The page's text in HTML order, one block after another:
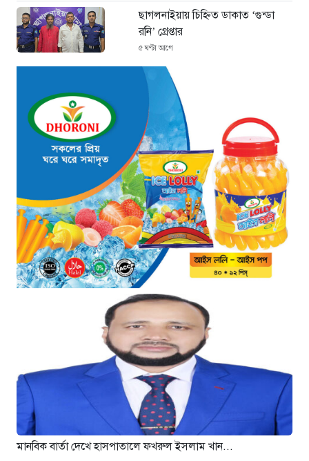
ছাগলনাইয়ায় চিহ্নিত ডাকাত ‘গুন্ডা
রনি’ গ্রেপ্তার
৫ ঘণ্টা আগে
দৈনিক ৫শ টাকা মজুরীর দাবীতে
বড়লেখায় চা শ্রমিকদের গণবিক্ষোভ
৫ ঘণ্টা আগে
গ্রিসের উপকূলে ১৬৮ অভিবাসী উদ্ধার:
ভেতরে ৭২ বাংলাদেশি
৬ ঘণ্টা আগে
“১/১১-তে তারেক রহমানকে আয়নাঘরে
বন্দি রাখা হয়: চিফ প্রসিকিউটর”
৬ ঘণ্টা আগে
ডিজিএফআইয়ের ‘আয়নাঘর’ পরিদর্শনে
আন্তর্জাতিক অপরাধ ট্রাইব্যুনালের
বিচারক দল
৭ ঘণ্টা আগে
জুলাই জাদুঘরে দলীয় ইতিহাসের ঠাঁই
হবে না: নাহিদ ইসলাম
৭ ঘণ্টা আগে
ড্যাবের বর্ণাঢ্য চিকিৎসক সমাবেশে
প্রধান অতিথি হিসেবে যোগ দিলেন
প্রধানমন্ত্রী তারেক রহমান
৭ ঘণ্টা আগে
মানবিক বার্তা দেখে হাসপাতালে ফখরুল ইসলাম খান...